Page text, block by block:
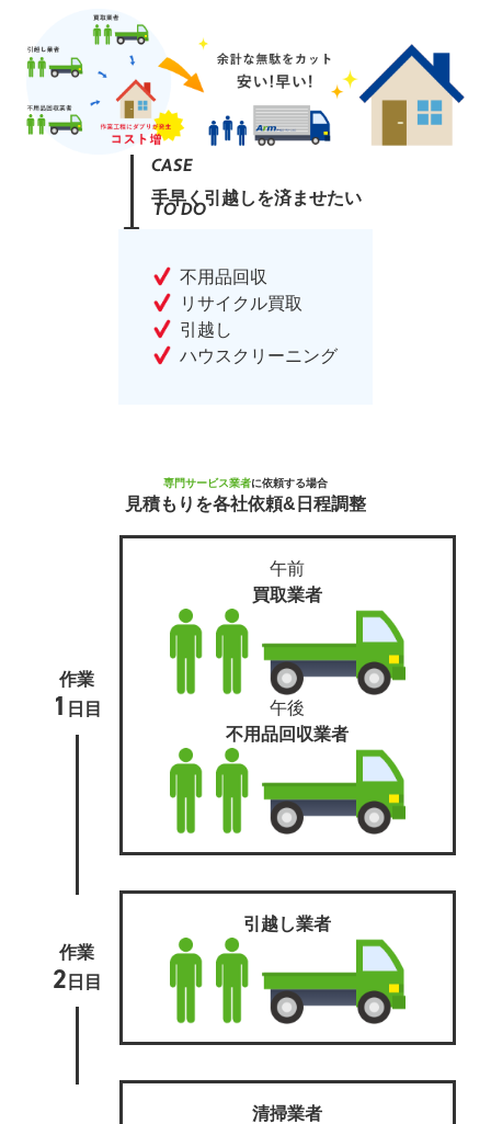
手早く引越しを済ませたい
不用品回収
リサイクル買取
引越し
ハウスクリーニング
専門サービス業者に依頼する場合
見積もりを各社依頼&日程調整
作業
1 日目
午前
買取業者
午後
不用品回収業者
作業
2 日目
引越し業者
清掃業者